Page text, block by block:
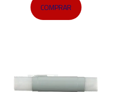
COMPRAR